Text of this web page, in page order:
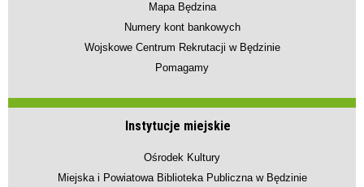
Mapa Będzina
Numery kont bankowych
Wojskowe Centrum Rekrutacji w Będzinie
Pomagamy
Instytucje miejskie
Ośrodek Kultury
Miejska i Powiatowa Biblioteka Publiczna w Będzinie